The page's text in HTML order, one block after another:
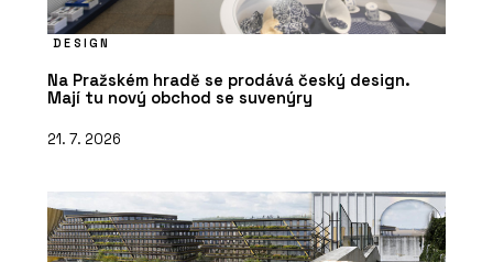
DESIGN
Na Pražském hradě se prodává český design.
Mají tu nový obchod se suvenýry
21. 7. 2026